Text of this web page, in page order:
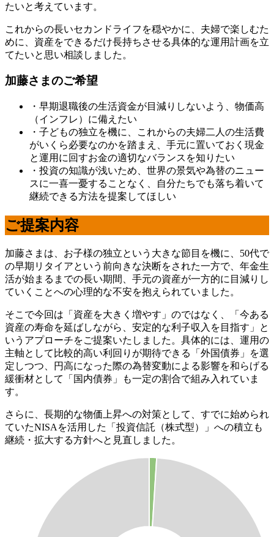
たいと考えています。
これからの長いセカンドライフを穏やかに、夫婦で楽しむた
めに、資産をできるだけ長持ちさせる具体的な運用計画を立
てたいと思い相談しました。
加藤さまのご希望
・早期退職後の生活資金が目減りしないよう、物価高
（インフレ）に備えたい
・子どもの独立を機に、これからの夫婦二人の生活費
がいくら必要なのかを踏まえ、手元に置いておく現金
と運用に回すお金の適切なバランスを知りたい
・投資の知識が浅いため、世界の景気や為替のニュー
スに一喜一憂することなく、自分たちでも落ち着いて
継続できる方法を提案してほしい
ご提案内容
加藤さまは、お子様の独立という大きな節目を機に、50代で
の早期リタイアという前向きな決断をされた一方で、年金生
活が始まるまでの長い期間、手元の資産が一方的に目減りし
ていくことへの心理的な不安を抱えられていました。
そこで今回は「資産を大きく増やす」のではなく、「今ある
資産の寿命を延ばしながら、安定的な利子収入を目指す」と
いうアプローチをご提案いたしました。具体的には、運用の
主軸として比較的高い利回りが期待できる「外国債券」を選
定しつつ、円高になった際の為替変動による影響を和らげる
緩衝材として「国内債券」も一定の割合で組み入れていま
す。
さらに、長期的な物価上昇への対策として、すでに始められ
ていたNISAを活用した「投資信託（株式型）」への積立も
継続・拡大する方針へと見直しました。